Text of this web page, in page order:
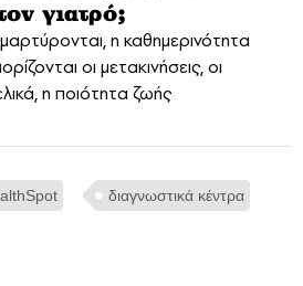
γιατρό;
η καθημερινότητα
οι μετακινήσεις, οι
η ποιότητα ζωής
διαγνωστικά κέντρα